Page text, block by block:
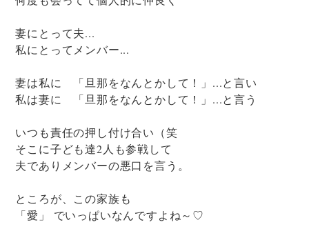
妻にとって夫...
私にとってメンバー...
妻は私に 「旦那をなんとかして！」...と言い
私は妻に 「旦那をなんとかして！」...と言う
いつも責任の押し付け合い（笑
そこに子ども達2人も参戦して
夫でありメンバーの悪口を言う。
ところが、この家族も
「愛」 でいっぱいなんですよね～♡